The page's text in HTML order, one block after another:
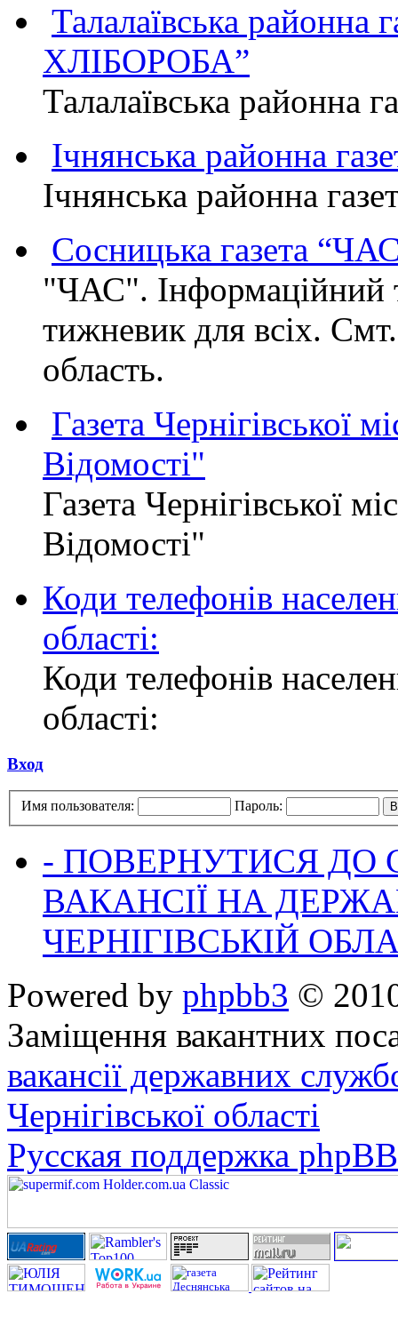
Талалаївська
ХЛІБОРОБА”
Талалаївська
Ічнянська районна
Ічнянська районна
Сосницька газета
"ЧАС". Інформаційний
тижневик для всіх.
область.
Газета Чернігівської
Відомості"
Газета Чернігівської
Відомості"
Коди телефонів
області:
Коди телефонів
області:
Вход
Имя пользователя: Пароль:
- ПОВЕРНУТИСЯ ДО
ВАКАНСІЇ НА
ЧЕРНІГІВСЬКІЙ
Powered by phpbb3 ©
Заміщення вакантних
вакансії державних
Чернігівської області
Русская поддержка phpBB